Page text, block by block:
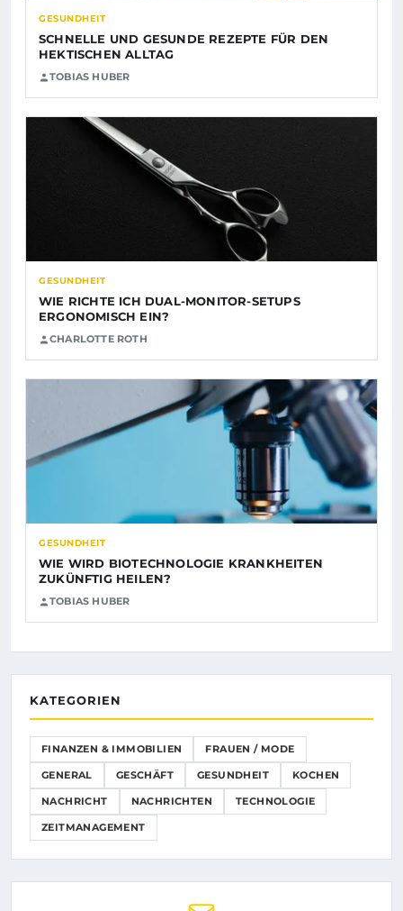
GESUNDHEIT
SCHNELLE UND GESUNDE REZEPTE FÜR DEN
HEKTISCHEN ALLTAG
TOBIAS HUBER
GESUNDHEIT
WIE RICHTE ICH DUAL-MONITOR-SETUPS
ERGONOMISCH EIN?
CHARLOTTE ROTH
GESUNDHEIT
WIE WIRD BIOTECHNOLOGIE KRANKHEITEN
ZUKÜNFTIG HEILEN?
TOBIAS HUBER
KATEGORIEN
FINANZEN & IMMOBILIEN FRAUEN / MODE
GENERAL GESCHÄFT GESUNDHEIT KOCHEN
NACHRICHT NACHRICHTEN TECHNOLOGIE
ZEITMANAGEMENT